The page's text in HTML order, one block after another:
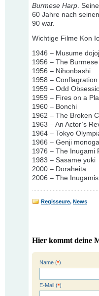
Burmese Harp.
60 Jahre nach
90 war.
Wichtige Filme Kon
1946 – Musume
1956 – The
1956 – Nihonbashi
1958 – Conflagration
1959 – Odd
1959 – Fires on a
1960 – Bonchi
1962 – The Broken
1963 – An Actor’s
1964 – Tokyo
1966 – Genji
1976 – The Inugami
1983 – Sasame yuki
2000 – Doraheita
2006 – The Inugamis
Regisseure, News
Hier kommt deine
Name (*)
E-Mail (*)